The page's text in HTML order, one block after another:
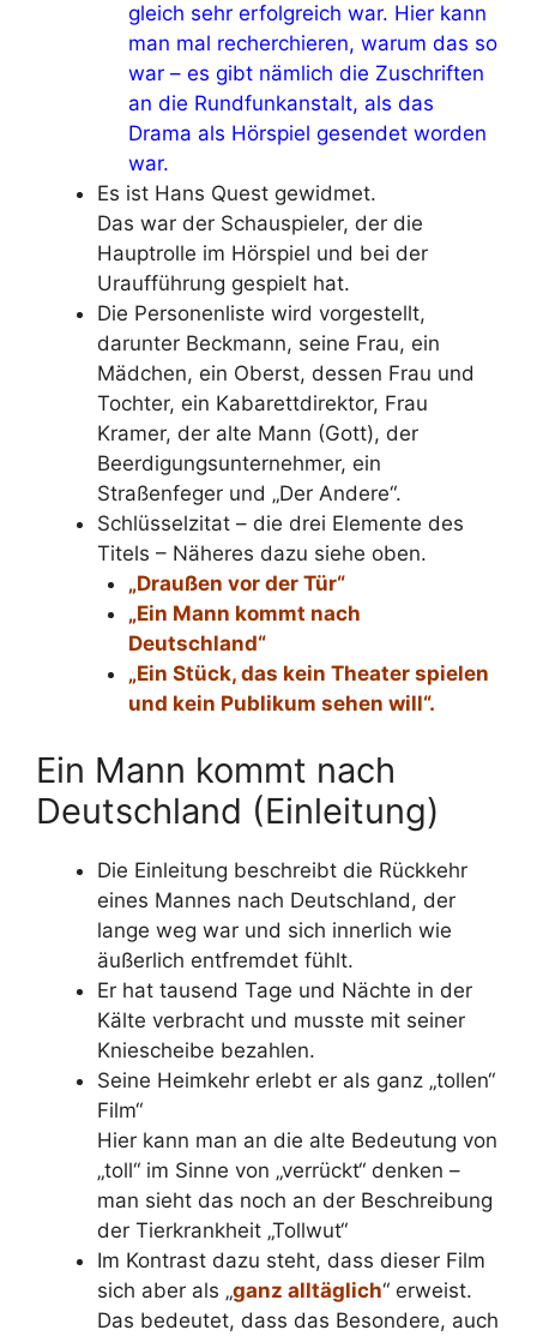
gleich sehr erfolgreich war. Hier kann
man mal recherchieren, warum das so
war – es gibt nämlich die Zuschriften
an die Rundfunkanstalt, als das
Drama als Hörspiel gesendet worden
war.
Es ist Hans Quest gewidmet.
Das war der Schauspieler, der die
Hauptrolle im Hörspiel und bei der
Uraufführung gespielt hat.
Die Personenliste wird vorgestellt,
darunter Beckmann, seine Frau, ein
Mädchen, ein Oberst, dessen Frau und
Tochter, ein Kabarettdirektor, Frau
Kramer, der alte Mann (Gott), der
Beerdigungsunternehmer, ein
Straßenfeger und „Der Andere“.
Schlüsselzitat – die drei Elemente des
Titels – Näheres dazu siehe oben.
„Draußen vor der Tür“
„Ein Mann kommt nach
Deutschland“
„Ein Stück, das kein Theater spielen
und kein Publikum sehen will“.
Ein Mann kommt nach
Deutschland (Einleitung)
Die Einleitung beschreibt die Rückkehr
eines Mannes nach Deutschland, der
lange weg war und sich innerlich wie
äußerlich entfremdet fühlt.
Er hat tausend Tage und Nächte in der
Kälte verbracht und musste mit seiner
Kniescheibe bezahlen.
Seine Heimkehr erlebt er als ganz „tollen“
Film“
Hier kann man an die alte Bedeutung von
„toll“ im Sinne von „verrückt“ denken –
man sieht das noch an der Beschreibung
der Tierkrankheit „Tollwut“
Im Kontrast dazu steht, dass dieser Film
sich aber als „ganz alltäglich“ erweist.
Das bedeutet, dass das Besondere, auch